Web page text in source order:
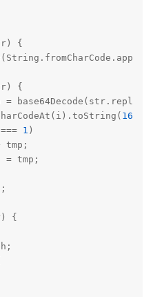
{
{
=
16
1 )
tmp;
= tmp;
{